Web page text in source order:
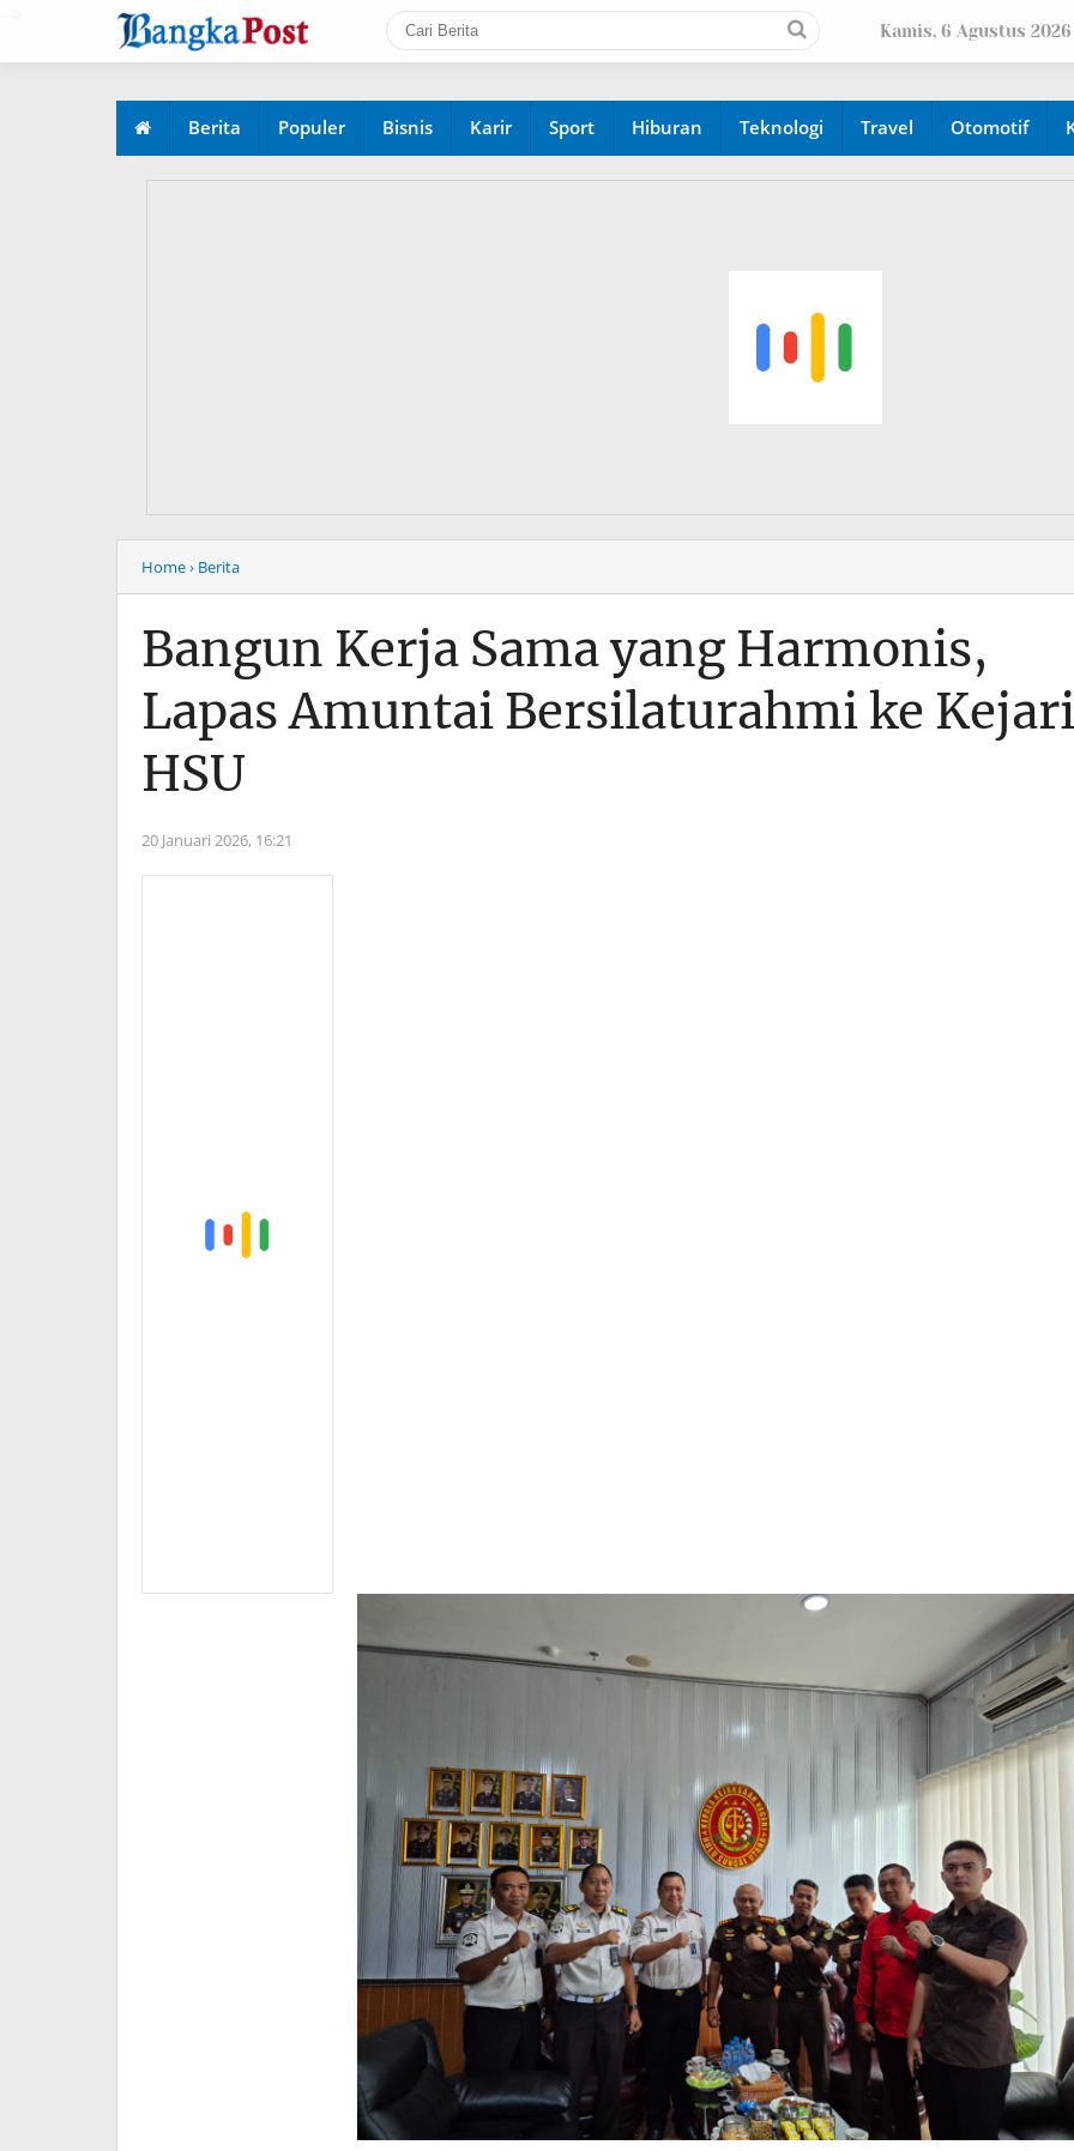
Kamis, 6 Agustus 2026
Berita Populer Bisnis Karir Sport Hiburan Teknologi Travel Otomotif
Home› Berita
Bangun Kerja Sama yang Harmonis,
Lapas Amuntai Bersilaturahmi ke Kejari
HSU
20 Januari 2026, 16:21